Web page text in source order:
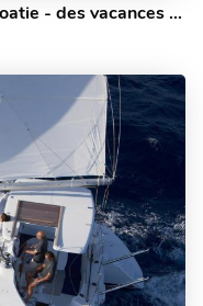
Louez un catamaran à Šibenik, Croatie - des vacances parfaites sur un bateau pour jusqu'à 8 personnes.